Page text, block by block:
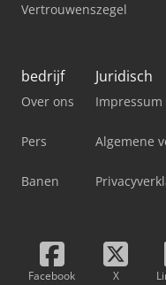
Vertrouwenszegel
bedrijf
Over ons
Pers
Banen
Juridisch
Impressum
Algemene
Facebook X